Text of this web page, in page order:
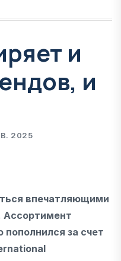
и
и
2025
впечатляющими
Ассортимент
за счет